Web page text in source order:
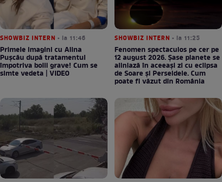
SHOWBIZ INTERN • la 11:46
Primele imagini cu Alina
Pușcău după tratamentul
împotriva bolii grave! Cum se
simte vedeta | VIDEO
SHOWBIZ INTERN • la 11:25
Fenomen spectaculos pe cer pe
12 august 2026. Șase planete se
aliniază în aceeași zi cu eclipsa
de Soare și Perseidele. Cum
poate fi văzut din România